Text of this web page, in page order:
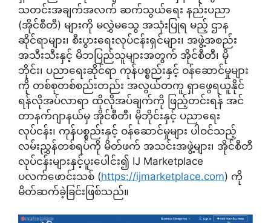
သတင်းအချက်အလက် ဆက်သွယ်ရေး နည်းပညာ
(အိုင်စီတီ) များကို မလွှဲမသွေ အသုံးပြုရ မည့် ဌာန
ဆိုင်ရာများ၊ စီးပွားရေးလုပ်ငန်းရှင်များ၊ အဖွဲ့အစည်း
အသီးသီးနှင့် မိဘပြည်သူများအတွက် အိုင်စီတီ၊ မို
ဘိုင်း၊ ပညာရေးဆိုင်ရာ ကုန်ပစ္စည်းနှင့် ဝန်ဆောင်မှုများ
ကို တစ်စုတစ်စည်းတည်း အလွယ်တကူ ရှာဖွေရယူနိုင်
ရန်လိုအပ်လာရာ ထိုလိုအပ်ချက်ကို ဖြည့်တင်းရန် အင်
တာနက်ဂျာနယ်မှ အိုင်စီတီ၊ မိုဘိုင်းနှင့် ပညာရေး
လုပ်ငန်း၊ ကုန်ပစ္စည်းနှင့် ဝန်ဆောင်မှုများ ပါဝင်သည့်
လမ်းညွှန်တစ်ရပ်ကို မိတ်ဖက် အသင်းအဖွဲ့များ၊ အိုင်စီတီ
လုပ်ငန်းများနှင့်ပူးပေါင်း၍ IJ Marketplace
ပလက်ဖောင်းသစ် (https://ijmarketplace.com) ကို
မိတ်ဆက်ခဲ့ခြင်းဖြစ်သည်။